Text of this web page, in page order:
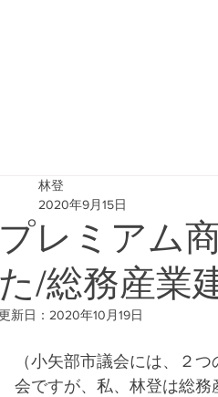
プレミアム
た/総務産業
林登
2020年9月15日
新日： 2020年10月19日
（小矢部市議会には、２
会ですが、私、林登は総務